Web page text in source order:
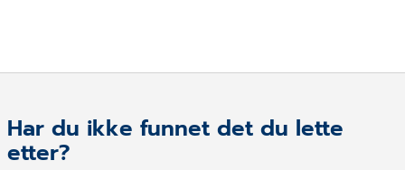
Har du ikke funnet det du lette
etter?